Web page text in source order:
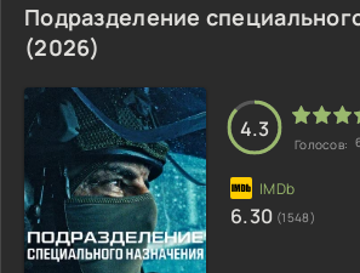
Подразделение
(2026)
4.3
Голосов:
6.30 (1548)